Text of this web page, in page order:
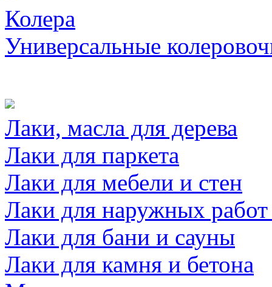
Колера
Универсальные
Лаки, масла для дерева
Лаки для паркета
Лаки для мебели и стен
Лаки для наружных
Лаки для бани и сауны
Лаки для камня и бетона